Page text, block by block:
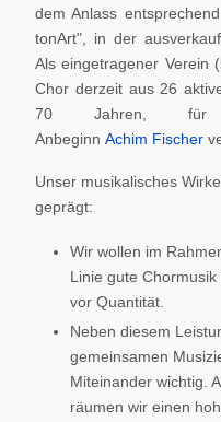
dem Anlass
tonArt", in der
Als eingetragener Verein
Chor derzeit aus 26
70 Jahren, für
Anbeginn Achim Fischer
Unser musikalisches
geprägt:
Wir wollen im
Linie gute
vor Quantität.
Neben diesem
gemeinsamen
Miteinander wichtig.
räumen wir einen